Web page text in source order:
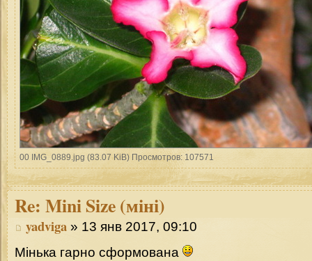
00 IMG_0889.jpg (83.07 KiB) Просмотров: 107571
Re: Mini Size (міні)
yadviga » 13 янв 2017, 09:10
Мінька гарно сформована